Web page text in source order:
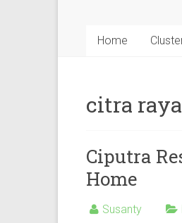
Home
citra
Ciputra
Home
Susanty